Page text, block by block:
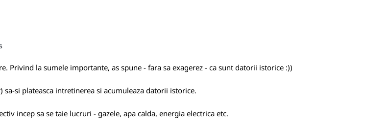
Privind la sumele importante, as spune - fara sa exagerez - ca sunt datorii istorice :))
si plateasca intretinerea si acumuleaza datorii istorice.
incep sa se taie lucruri - gazele, apa calda, energia electrica etc.